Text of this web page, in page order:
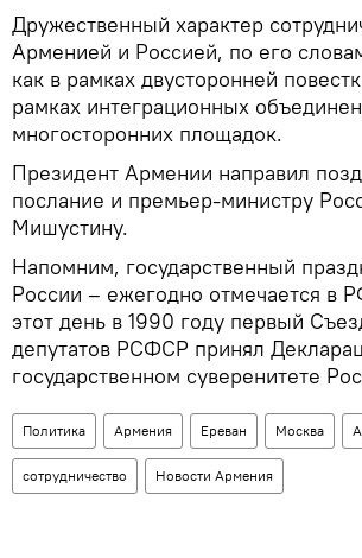
Дружественный характер
Арменией и Россией, по его
как в рамках двусторонней
рамках интеграционных
многосторонних площадок.
Президент Армении направил
послание и премьер-министру
Мишустину.
Напомним, государственный
России – ежегодно отмечается в
этот день в 1990 году первый
депутатов РСФСР принял
государственном суверенитете
Политика Армения Ереван Москва
сотрудничество Новости Армения